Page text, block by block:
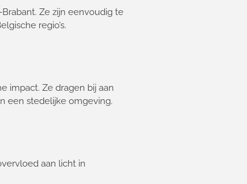
Ze zijn eenvoudig te
regio’s.
impact. Ze dragen bij aan
een stedelijke omgeving.
aan licht in